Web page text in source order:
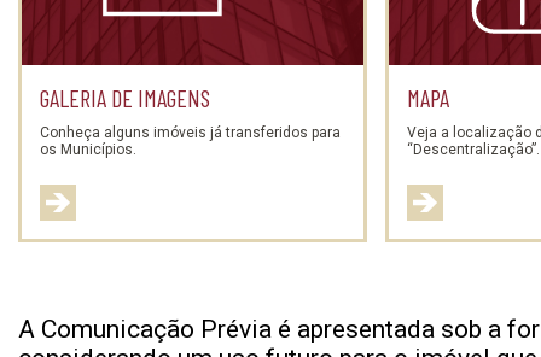
GALERIA DE IMAGENS
Conheça alguns imóveis já transferidos para
os Municípios.
MAPA
Veja a localização
“Descentralização”.
A Comunicação Prévia é apresentada sob a